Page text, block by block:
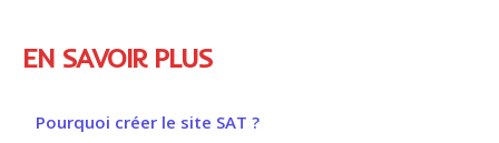
EN SAVOIR PLUS
Pourquoi créer le site SAT ?